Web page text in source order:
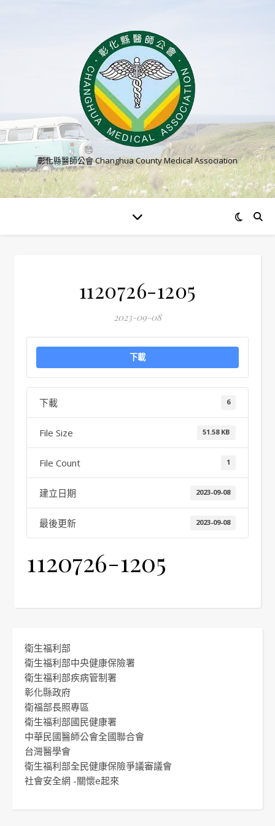
彰化縣醫師公會 Changhua County Medical Association
1120726-1205
2023-09-08
下載
下載 6
File Size 51.58 KB
File Count 1
建立日期 2023-09-08
最後更新 2023-09-08
1120726-1205
衛生福利部
衛生福利部中央健康保險署
衛生福利部疾病管制署
彰化縣政府
衛福部長照專區
衛生福利部國民健康署
中華民國醫師公會全國聯合會
台灣醫學會
衛生福利部全民健康保險爭議審議會
社會安全網 -關懷e起來